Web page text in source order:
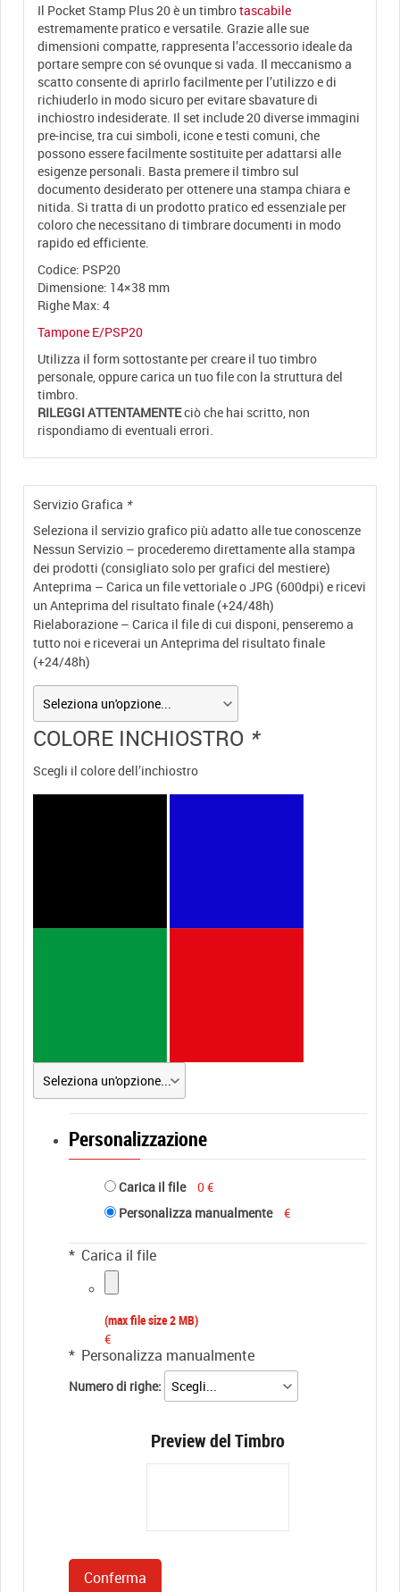
Il Pocket Stamp Plus 20 è un timbrotascabile
estremamente pratico e versatile. Grazie alle sue
dimensioni compatte, rappresenta l’accessorio ideale da
portare sempre con sé ovunque si vada. Il meccanismo a
scatto consente di aprirlo facilmente per l’utilizzo e di
richiuderlo in modo sicuro per evitare sbavature di
inchiostro indesiderate. Il set include 20 diverse immagini
pre-incise, tra cui simboli, icone e testi comuni, che
possono essere facilmente sostituite per adattarsi alle
esigenze personali. Basta premere il timbro sul
documento desiderato per ottenere una stampa chiara e
nitida. Si tratta di un prodotto pratico ed essenziale per
coloro che necessitano di timbrare documenti in modo
rapido ed efficiente.
Codice: PSP20
Dimensione: 14×38 mm
Righe Max: 4
Tampone E/PSP20
Utilizza il form sottostante per creare il tuo timbro
personale, oppure carica un tuo file con la struttura del
timbro.
RILEGGI ATTENTAMENTEciò che hai scritto, non
rispondiamo di eventuali errori.
Servizio Grafica *
Seleziona il servizio grafico più adatto alle tue conoscenze
Nessun Servizio – procederemo direttamente alla stampa
dei prodotti (consigliato solo per grafici del mestiere)
Anteprima – Carica un file vettoriale o JPG (600dpi) e ricevi
un Anteprima del risultato finale (+24/48h)
Rielaborazione – Carica il file di cui disponi, penseremo a
tutto noi e riceverai un Anteprima del risultato finale
(+24/48h)
COLORE INCHIOSTRO *
Scegli il colore dell’inchiostro
Personalizzazione
Carica il file
0 €
Personalizza manualmente
€
* Carica il file
(max file size 2 MB)
€
* Personalizza manualmente
Numero di righe:
Preview del Timbro